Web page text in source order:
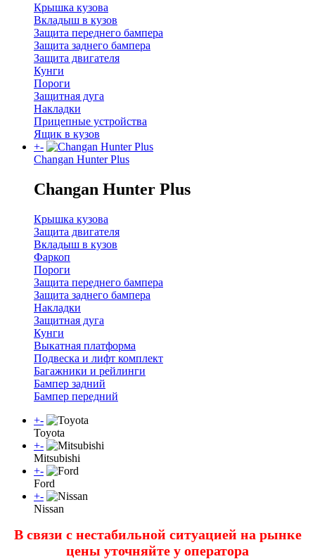
Крышка кузова
Вкладыш в кузов
Защита переднего бампера
Защита заднего бампера
Защита двигателя
Кунги
Пороги
Защитная дуга
Накладки
Прицепные устройства
Ящик в кузов
+-
Changan Hunter Plus
Changan Hunter Plus
Крышка кузова
Защита двигателя
Вкладыш в кузов
Фаркоп
Пороги
Защита переднего бампера
Защита заднего бампера
Накладки
Защитная дуга
Кунги
Выкатная платформа
Подвеска и лифт комплект
Багажники и рейлинги
Бампер задний
Бампер передний
+-
Toyota
+-
Mitsubishi
+-
Ford
+-
Nissan
В связи с нестабильной ситуацией на рынке
цены уточняйте у оператора